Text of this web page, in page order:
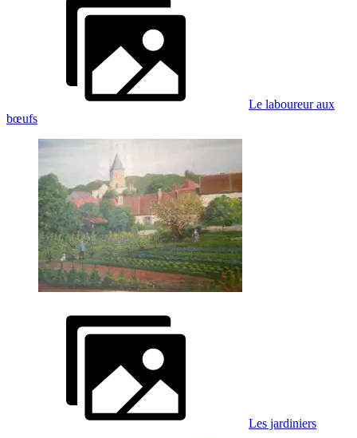
Le laboureur aux
bœufs
Les jardiniers